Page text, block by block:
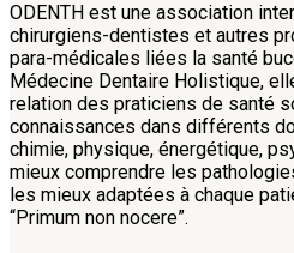
ODENTH est une association
chirurgiens-dentistes et autres
para-médicales liées la santé
Médecine Dentaire Holistique,
relation des praticiens de santé
connaissances dans différents
chimie, physique, énergétique,
mieux comprendre les
les mieux adaptées à chaque
“Primum non nocere”.